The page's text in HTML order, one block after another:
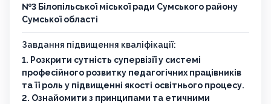
№3 Білопільської міської ради Сумського району
Сумської області
Завдання підвищення кваліфікації:
1. Розкрити сутність супервізії у системі
професійного розвитку педагогічних працівників
та її роль у підвищенні якості освітнього процесу.
2. Ознайомити з принципами та етичними